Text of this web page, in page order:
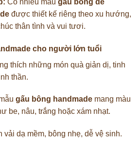
được thiết kế riêng theo xu hướng,
thân tình và vui tươi.
cho người lớn tuổi
thích những món quà giản dị, tinh
thần.
gấu bông handmademang màu
be, nâu, trắng hoặc xám nhạt.
vải dạ mềm, bông nhẹ, dễ vệ sinh.